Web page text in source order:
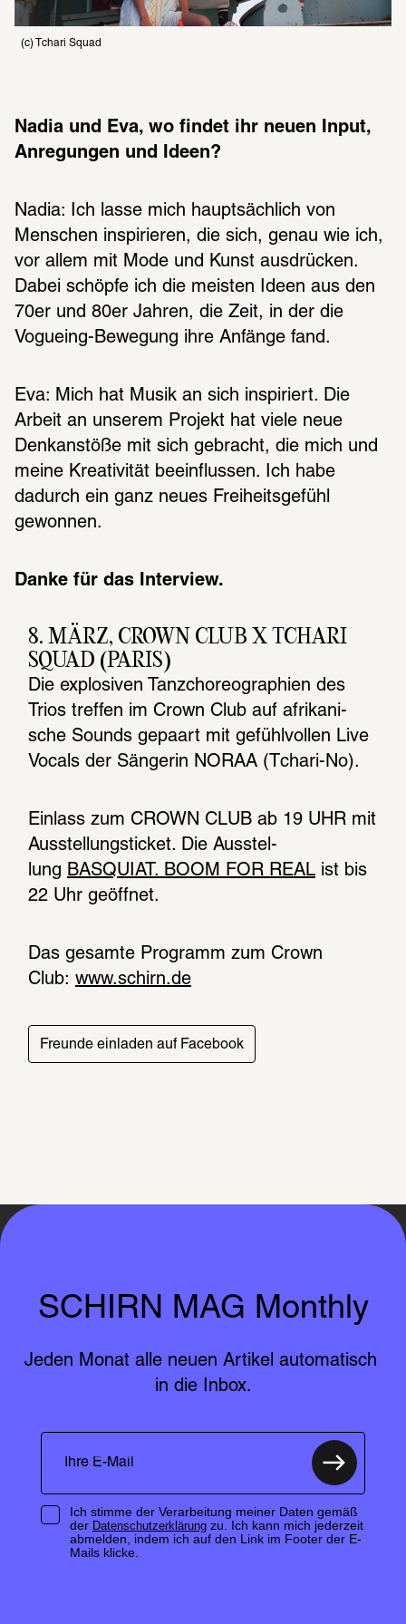
(c) Tchari Squad
Nadia und Eva, wo findet ihr neuen Input,
Anregungen und Ideen?
Nadia: Ich lasse mich hauptsächlich von
Menschen inspirieren, die sich, genau wie ich,
vor allem mit Mode und Kunst ausdrücken.
Dabei schöpfe ich die meisten Ideen aus den
70er und 80er Jahren, die Zeit, in der die
Vogueing-Bewegung ihre Anfänge fand.
Eva: Mich hat Musik an sich inspiriert. Die
Arbeit an unserem Projekt hat viele neue
Denkanstöße mit sich gebracht, die mich und
meine Kreativität beeinflussen. Ich habe
dadurch ein ganz neues Freiheitsgefühl
gewonnen.
Danke für das Interview.
8. MÄRZ, CROWN CLUB X TCHARI
SQUAD (PARIS)
Die explo­si­ven Tanz­cho­reo­gra­phien des
Trios tref­fen im Crown Club auf afri­ka­ni­
sche Sounds gepaart mit gefühl­vol­len Live
Vocals der Sänge­rin NORAA (Tchari-No).
Einlass zum CROWN CLUB ab 19 UHR mit
Ausstellungsticket. Die Ausstel­
lung
BASQUIAT. BOOM FOR REAL ist bis
22 Uhr geöff­net.
Das gesamte Programm zum Crown
Club: www.schirn.de
Freunde einladen auf Facebook
SCHIRN MAG Monthly
Jeden Monat alle neuen Artikel automatisch
in die Inbox.
Ich stimme der Verarbeitung meiner Daten gemäß
der Datenschutzerklärungzu. Ich kann mich jederzeit
abmelden, indem ich auf den Link im Footer der E-
Mails klicke.